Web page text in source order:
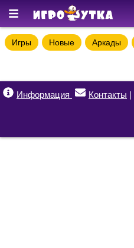
Игры Новые Аркады
Информация Контакты |